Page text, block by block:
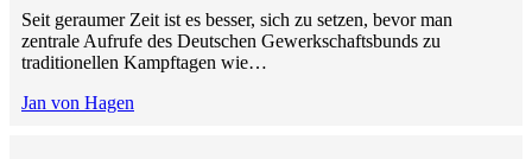
Seit geraumer Zeit ist es besser, sich zu setzen, bevor man
zentrale Aufrufe des Deutschen Gewerkschaftsbunds zu
traditionellen Kampftagen wie…
Jan von Hagen